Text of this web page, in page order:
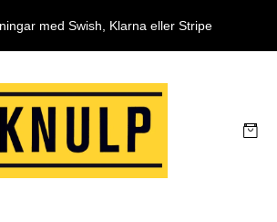
med Swish, Klarna eller Stripe